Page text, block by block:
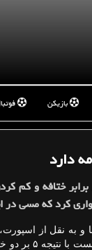
بازیکن
دارد
ختافه و کم
کرد که مسی در
و به نقل از اسپورت،
های لالیگا